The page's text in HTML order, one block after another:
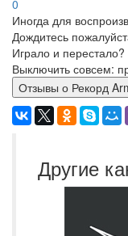
0
Иногда для
Дождитесь
Играло и
Выключить совсем:
Отзывы о
Другие